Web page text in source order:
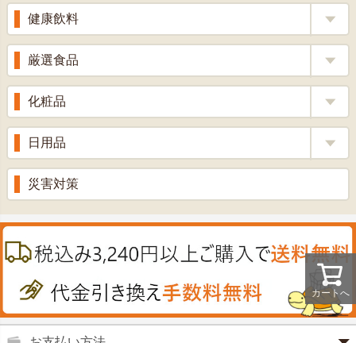
カートへ
ざくろ酢
梅酢
整腸薬
解熱鎮痛剤
せきどめ
滋養強壮
消炎鎮痛剤
肌・皮膚のお薬
絆創膏
殺菌消毒液
鼻炎薬
ウコン
乳酸菌
ローヤルゼリー
牡蠣エキス
プロポリス
プラセンタ
肝油
鉄
ノコギリヤシ
グルコサミン
健康飲料
健康茶
漢方茶
青汁・豆乳
甘酒
健康ドリンク
厳選食品
もち麦・十六穀米
生姜
丼の素
のど飴
うどん・そば
喜多方ラーメン
カレー・シチュー
化粧品
美容品
スキンクリーム＆美容パック
ウオッシュ＆ソープ
日用品
入浴剤
災害対策